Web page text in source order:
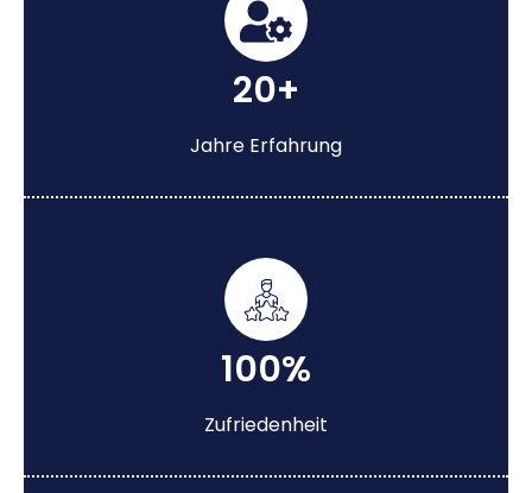
20+
Jahre Erfahrung
100%
Zufriedenheit